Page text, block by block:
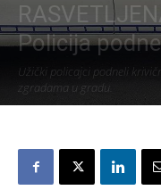
Policija
Užički policajci podneli
zgradama u gradu.